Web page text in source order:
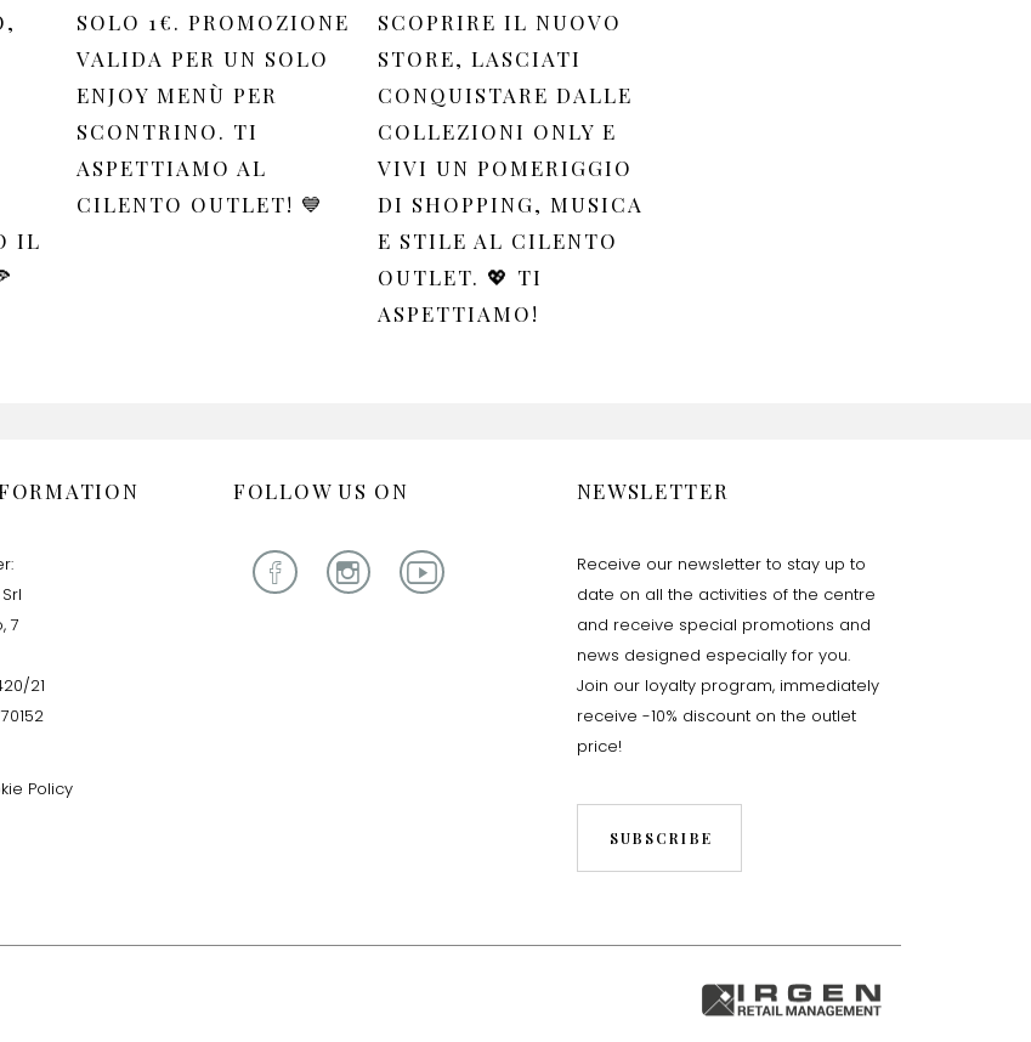
IL
SOLO 1€. PROMOZIONE
VALIDA PER UN SOLO
ENJOY MENÙ PER
SCONTRINO. TI
ASPETTIAMO AL
CILENTO OUTLET! 💙
SCOPRIRE IL NUOVO
STORE, LASCIATI
CONQUISTARE DALLE
COLLEZIONI ONLY E
VIVI UN POMERIGGIO
DI SHOPPING, MUSICA
E STILE AL CILENTO
OUTLET. 💖 TI
ASPETTIAMO!
7
21
Policy
FOLLOW US ON NEWSLETTER
Receive our newsletter to stay up to
date on all the activities of the centre
and receive special promotions and
news designed especially for you.
Join our loyalty program, immediately
receive -10% discount on the outlet
price!
SUBSCRIBE